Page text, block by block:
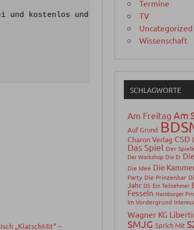
kostenlos und vollständig
„KlatschMit“ –
Termine
TV
Uncategorized
Wissenschaft
SCHLAGWORTE
Am Freitag Am
Auf Grund
Charon Verlag CSD
Das Spiel Der
Der Workshop Die Er
Die Idee Die
Party Die Prinzenbar
Jahr DS Ein Teilnehmer
Fesseln Hamburger
Im Vordergrund
Wagner KG
SMJG Sprich Mit